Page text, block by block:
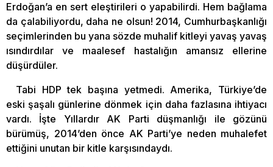
Erdoğan’a en sert eleştirileri o yapabilirdi. Hem bağlama
da çalabiliyordu, daha ne olsun! 2014, Cumhurbaşkanlığı
seçimlerinden bu yana sözde muhalif kitleyi yavaş yavaş
ısındırdılar ve maalesef hastalığın amansız ellerine
düşürdüler.
Tabi HDP tek başına yetmedi. Amerika, Türkiye’de
eski şaşalı günlerine dönmek için daha fazlasına ihtiyacı
vardı. İşte Yıllardır AK Parti düşmanlığı ile gözünü
bürümüş, 2014’den önce AK Parti’ye neden muhalefet
ettiğini unutan bir kitle karşısındaydı.